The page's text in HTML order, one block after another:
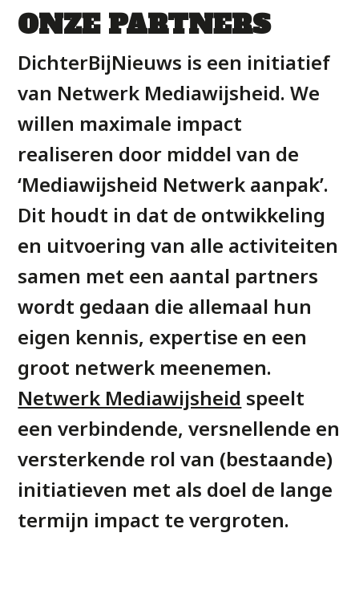
ONZE PARTNERS
DichterBijNieuws is een initiatief
van Netwerk Mediawijsheid. We
willen maximale impact
realiseren door middel van de
‘Mediawijsheid Netwerk aanpak’.
Dit houdt in dat de ontwikkeling
en uitvoering van alle activiteiten
samen met een aantal partners
wordt gedaan die allemaal hun
eigen kennis, expertise en een
groot netwerk meenemen.
Netwerk Mediawijsheid speelt
een verbindende, versnellende en
versterkende rol van (bestaande)
initiatieven met als doel de lange
termijn impact te vergroten.